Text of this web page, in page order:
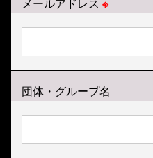
団体・グループ名